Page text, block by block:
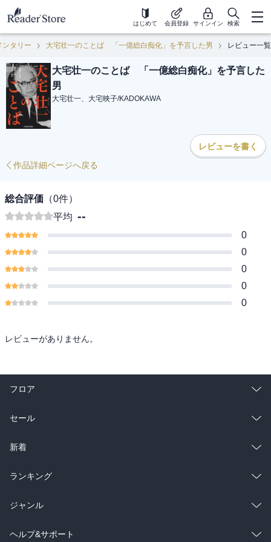
はじめて 会員登録 サインイン 検索
ンタリー 大宅壮一のことば 「一億総白痴化」を予言した男 レビュー一覧
大宅壮一のことば 「一億総白痴化」を予言した
男
大宅壮一、大宅映子/KADOKAWA
レビューを書く
作品詳細ページへ戻る
総合評価 （0件）
平均 --
0
0
0
0
0
レビューがありません。
フロア
総合
ラノベ
雑誌・グラビア
BL・TL
セール
総合
ラノベ
雑誌・グラビア
BL・TL
新着
総合
ラノベ
雑誌・グラビア
ランキング
総合
ラノベ
ジャンル
コミック
ヘルプ&サポート